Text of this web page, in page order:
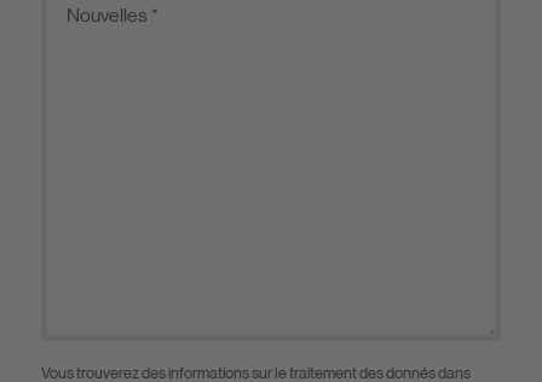
Vous trouverez des informations sur le traitement des donnés dans